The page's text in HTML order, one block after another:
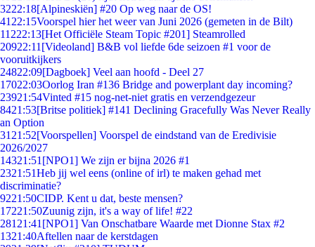
3222:18[Alpineskiën] #20 Op weg naar de OS!
41 22:15Voorspel hier het weer van Juni 2026 (gemeten in de Bilt)
11222:13[Het Officiële Steam Topic #201] Steamrolled
20922:11 [Videoland] B&B vol liefde 6de seizoen #1 voor de
vooruitkijkers
24822:09[Dagboek] Veel aan hoofd - Deel 27
17022:03Oorlog Iran #136 Bridge and powerplant day incoming?
23921:54Vinted #15 nog-net-niet gratis en verzendgezeur
8421:53[Britse politiek] #141 Declining Gracefully Was Never Really
an Option
31 21:52[Voorspellen] Voorspel de eindstand van de Eredivisie
2026/2027
14321:51 [NPO1] We zijn er bijna 2026 #1
2321:51Heb jij wel eens (online of irl) te maken gehad met
discriminatie?
9221:50CIDP. Kent u dat, beste mensen?
17221:50Zuunig zijn, it's a way of life! #22
281 21:41 [NPO1] Van Onschatbare Waarde met Dionne Stax #2
1321:40Aftellen naar de kerstdagen